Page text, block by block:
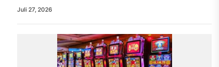
Juli 27, 2026